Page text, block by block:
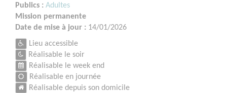
Publics : Adultes
Mission permanente
Date de mise à jour : 14/01/2026
Lieu accessible
Réalisable le soir
Réalisable le week end
Réalisable en journée
Réalisable depuis son domicile